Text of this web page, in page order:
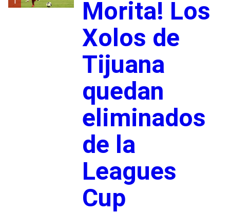
Morita! Los
Xolos de
Tijuana
quedan
eliminados
de la
Leagues
Cup